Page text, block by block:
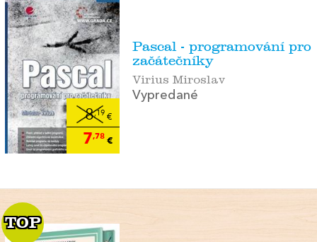
8,19 €
7,78€
Pascal - programování pro
začátečníky
Virius Miroslav
Vypredané
TOP
TOP